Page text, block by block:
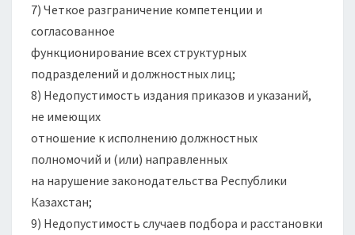
7) Четкое разграничение компетенции и
согласованное
функционирование всех структурных
подразделений и должностных лиц;
8) Недопустимость издания приказов и указаний,
не имеющих
отношение к исполнению должностных
полномочий и (или) направленных
на нарушение законодательства Республики
Казахстан;
9) Недопустимость случаев подбора и расстановки